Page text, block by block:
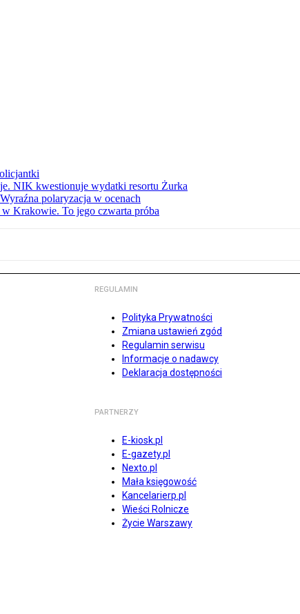
NIK kwestionuje wydatki resortu Żurka
polaryzacja w ocenach
Krakowie. To jego czwarta próba
REGULAMIN
Polityka Prywatności
Zmiana ustawień zgód
Regulamin serwisu
Informacje o nadawcy
Deklaracja dostępności
PARTNERZY
E-kiosk.pl
E-gazety.pl
Nexto.pl
Mała księgowość
Kancelarierp.pl
Wieści Rolnicze
Życie Warszawy